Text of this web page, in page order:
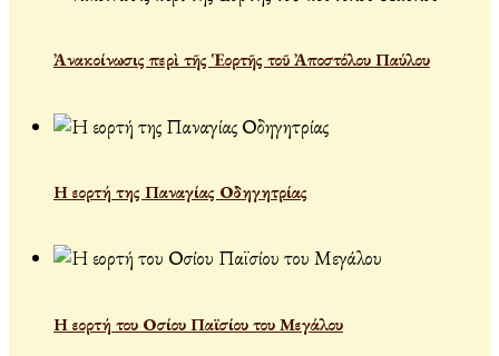
Ἀνακοίνωσις περὶ τῆς Ἑορτῆς τοῦ Ἀποστόλου Παύλου
Η εορτή της Παναγίας Οδηγητρίας
Η εορτή του Οσίου Παϊσίου του Μεγάλου